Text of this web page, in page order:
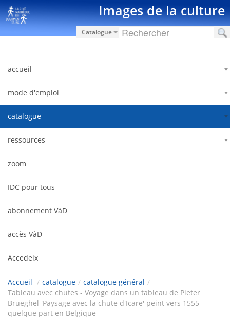
Salta al contigut Images de la culture
Catalogue
accueil
mode d'emploi
catalogue
ressources
zoom
IDC pour tous
abonnement VàD
accès VàD
Accedeix
Accueil / catalogue / catalogue général /
Tableau avec chutes - Voyage dans un tableau de Pieter
Brueghel 'Paysage avec la chute d'Icare' peint vers 1555
quelque part en Belgique